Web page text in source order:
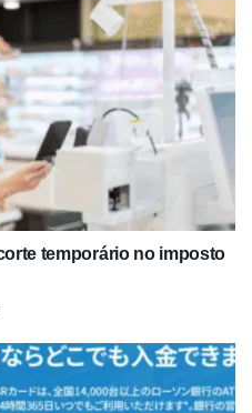
temporário no imposto